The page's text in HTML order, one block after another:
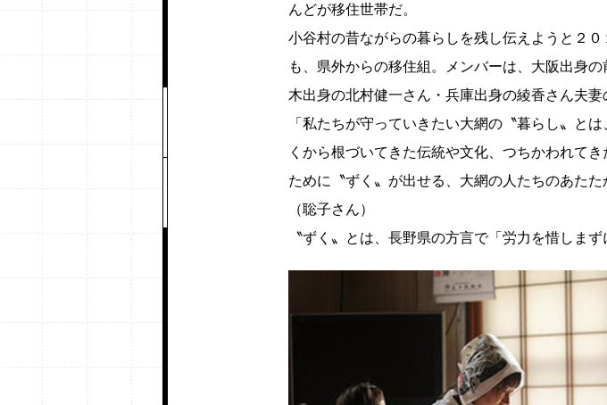
んどが移住世帯だ。
小谷村の昔ながらの暮らしを残し伝えようと２
も、県外からの移住組。メンバーは、大阪出身
木出身の北村健一さん・兵庫出身の綾香さん夫妻
「私たちが守っていきたい大網の〝暮らし〟と
くから根づいてきた伝統や文化、つちかわれて
ために〝ずく〟が出せる、大網の人たちのあた
（聡子さん）
〝ずく〟とは、長野県の方言で「労力を惜しま